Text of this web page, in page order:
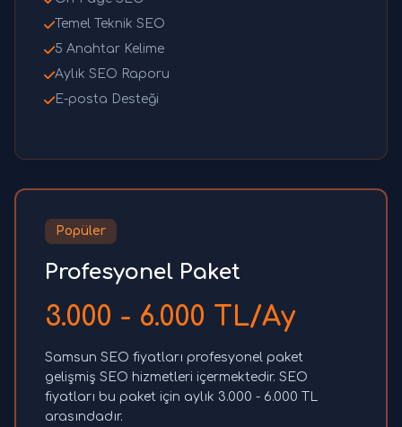
Temel Teknik SEO
5 Anahtar Kelime
Aylık SEO Raporu
E-posta Desteği
Popüler
Profesyonel Paket
3.000 - 6.000 TL/Ay
Samsun SEO fiyatları profesyonel paket
gelişmiş SEO hizmetleri içermektedir. SEO
fiyatları bu paket için aylık 3.000 - 6.000 TL
arasındadır.